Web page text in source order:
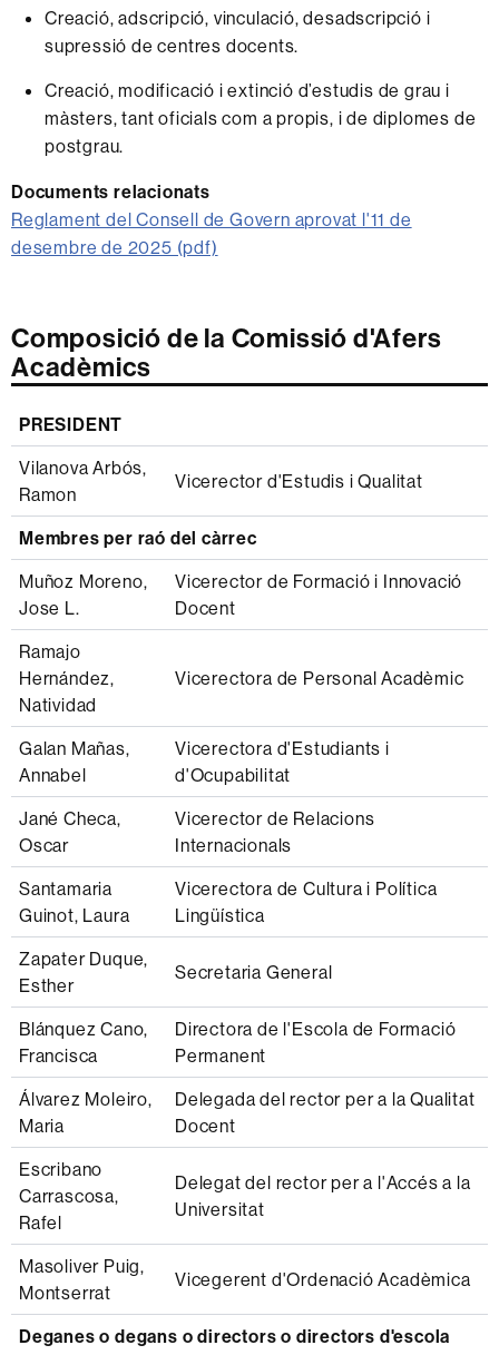
Creació, adscripció, vinculació, desadscripció i
supressió de centres docents.
Creació, modificació i extinció d’estudis de grau i
màsters, tant oficials com a propis, i de diplomes de
postgrau.
Documents relacionats
Reglament del Consell de Govern aprovat l'11 de
desembre de 2025 (pdf)
Composició de la Comissió d'Afers
Acadèmics
PRESIDENT
Vilanova Arbós,
Ramon
Vicerector d'Estudis i Qualitat
Membres per raó del càrrec
Muñoz Moreno,
Jose L.
Vicerector de Formació i Innovació
Docent
Ramajo
Hernández,
Natividad
Vicerectora de Personal Acadèmic
Galan Mañas,
Annabel
Vicerectora d'Estudiants i
d'Ocupabilitat
Jané Checa,
Oscar
Vicerector de Relacions
Internacionals
Santamaria
Guinot, Laura
Vicerectora de Cultura i Política
Lingüística
Zapater Duque,
Esther
Secretaria General
Blánquez Cano,
Francisca
Directora de l'Escola de Formació
Permanent
Álvarez Moleiro,
Maria
Delegada del rector per a la Qualitat
Docent
Escribano
Carrascosa,
Rafel
Delegat del rector per a l'Accés a la
Universitat
Masoliver Puig,
Montserrat
Vicegerent d'Ordenació Acadèmica
Deganes o degans o directors o directors d'escola